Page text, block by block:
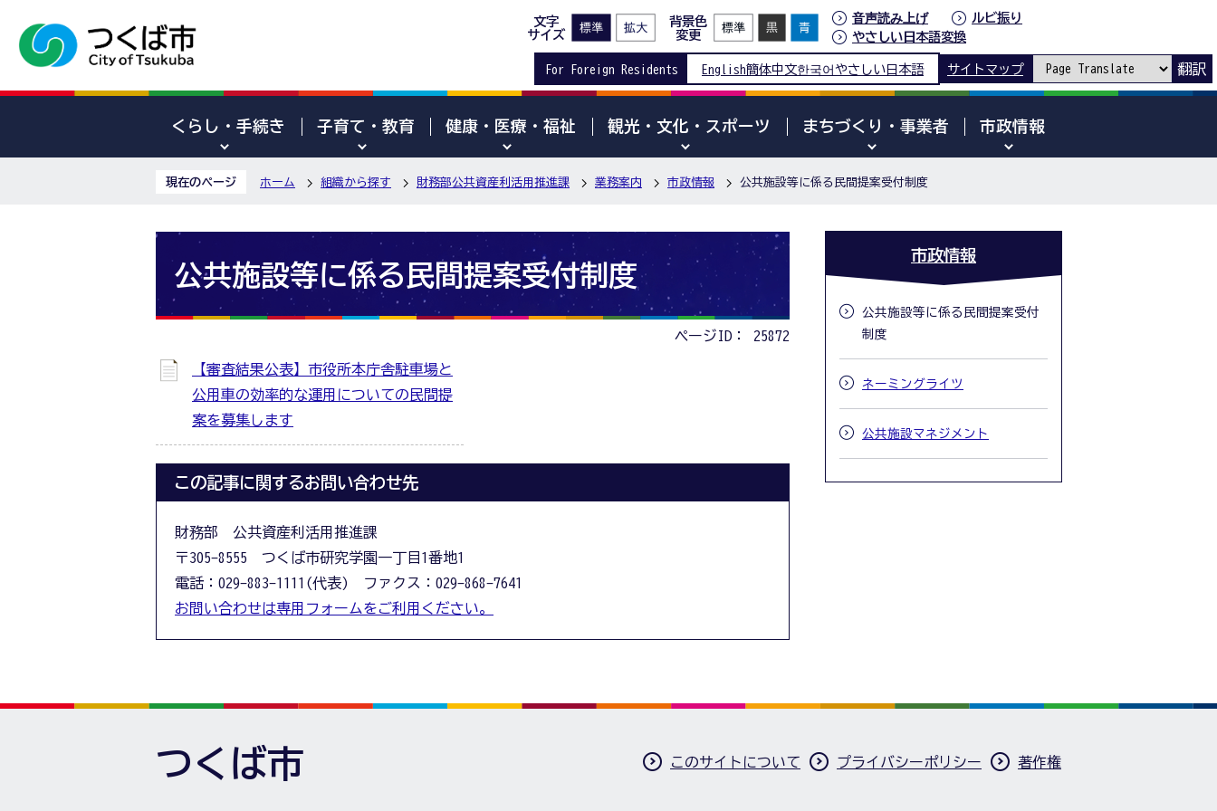
文字
サイズ
背景色
変更
音声読み上げ
ルビ振り
やさしい日本語変換
For Foreign Residents English簡体中文한국어 やさしい日本語 サイトマップ 翻訳
くらし・手続き 子育て・教育 健康・医療・福祉 観光・文化・スポーツ まちづくり・事業者 市政情報
現在のページ ホーム 組織から探す 財務部公共資産利活用推進課 業務案内 市政情報 公共施設等に係る民間提案受付制度
公共施設等に係る民間提案受付制度
ページID： 25872
【審査結果公表】市役所本庁舎駐車場と
公用車の効率的な運用についての民間提
案を募集します
この記事に関するお問い合わせ先
財務部 公共資産利活用推進課
〒305-8555 つくば市研究学園一丁目1番地1
電話：029-883-1111(代表) ファクス：029-868-7641
お問い合わせは専用フォームをご利用ください。
市政情報
公共施設等に係る民間提案受付
制度
ネーミングライツ
公共施設マネジメント
つくば市 このサイトについて プライバシーポリシー 著作権